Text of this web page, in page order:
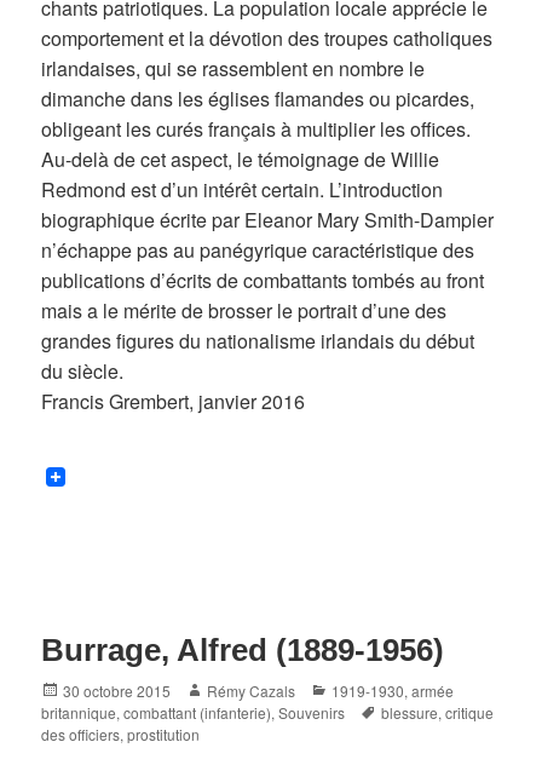
chants patriotiques. La population locale apprécie le
comportement et la dévotion des troupes catholiques
irlandaises, qui se rassemblent en nombre le
dimanche dans les églises flamandes ou picardes,
obligeant les curés français à multiplier les offices.
Au-delà de cet aspect, le témoignage de Willie
Redmond est d’un intérêt certain. L’introduction
biographique écrite par Eleanor Mary Smith-Dampier
n’échappe pas au panégyrique caractéristique des
publications d’écrits de combattants tombés au front
mais a le mérite de brosser le portrait d’une des
grandes figures du nationalisme irlandais du début
du siècle.
Francis Grembert, janvier 2016
Burrage, Alfred (1889-1956)
Posted
on
30 octobre 2015 Author
Rémy Cazals Categories
1919-1930,armée
britannique,combattant (infanterie),Souvenirs Tags
blessure,critique
des officiers,prostitution